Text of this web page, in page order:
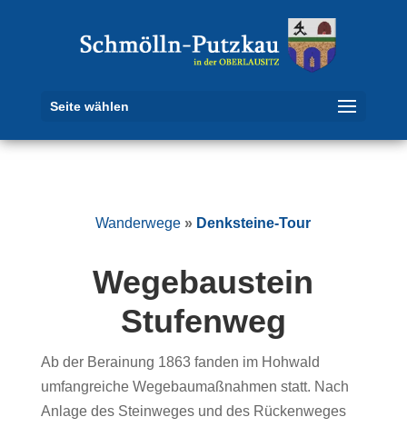
Seite wählen
Wanderwege » Denksteine-Tour
Wegebaustein
Stufenweg
Ab der Berainung 1863 fanden im Hohwald
umfangreiche Wegebaumaßnahmen statt. Nach
Anlage des Steinweges und des Rückenweges